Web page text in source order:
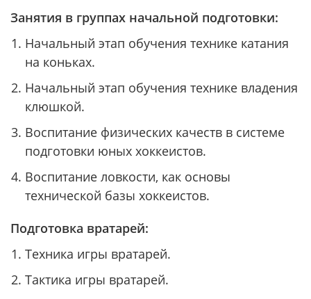
Занятия в группах начальной подготовки:
Начальный этап обучения технике катания
на коньках.
Начальный этап обучения технике владения
клюшкой.
Воспитание физических качеств в системе
подготовки юных хоккеистов.
Воспитание ловкости, как основы
технической базы хоккеистов.
Подготовка вратарей:
Техника игры вратарей.
Тактика игры вратарей.